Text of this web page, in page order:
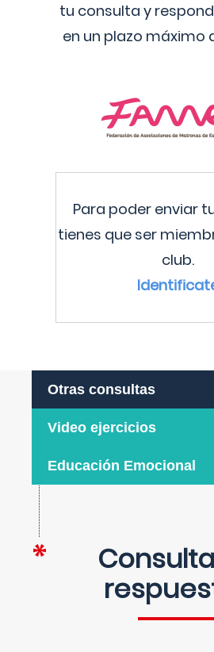
tu consulta y
en un plazo máximo
Para poder enviar
tienes que ser
club.
Otras consultas
Video ejercicios
Educación Emocional